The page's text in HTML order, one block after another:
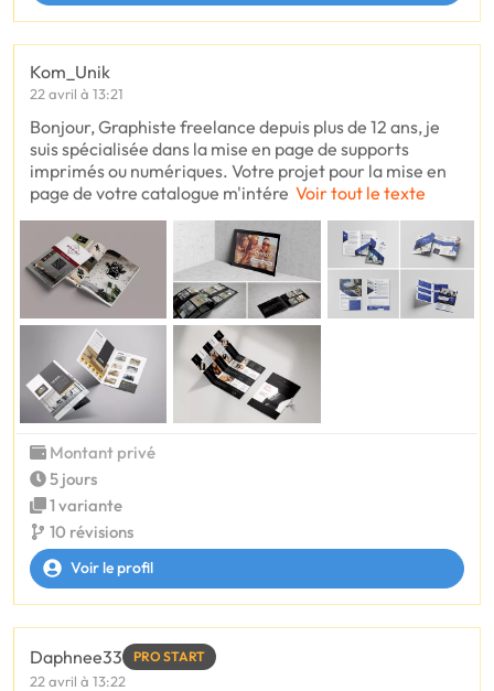
Kom_Unik
22 avril à 13:21
Bonjour, Graphiste freelance depuis plus de 12 ans, je
suis spécialisée dans la mise en page de supports
imprimés ou numériques. Votre projet pour la mise en
page de votre catalogue m'intére Voir tout le texte
Montant privé
5 jours
1 variante
10 révisions
Voir le profil
Daphnee33 PRO START
22 avril à 13:22